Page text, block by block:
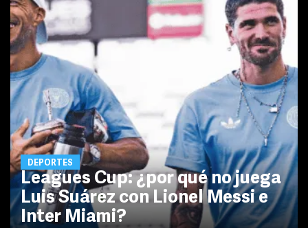
DEPORTES
Leagues Cup: ¿por qué no juega
Luis Suárez con Lionel Messi e
Inter Miami?